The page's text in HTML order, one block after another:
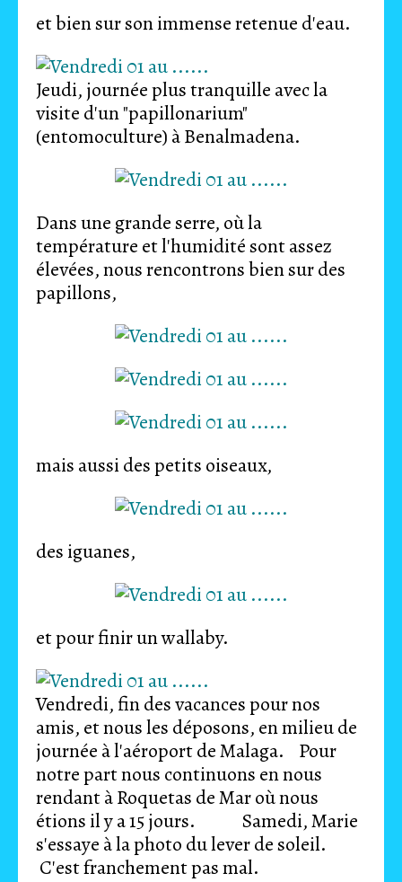
et bien sur son immense retenue d'eau.
Jeudi, journée plus tranquille avec la
visite d'un "papillonarium"
(entomoculture) à Benalmadena.
Dans une grande serre, où la
température et l'humidité sont assez
élevées, nous rencontrons bien sur des
papillons,
mais aussi des petits oiseaux,
des iguanes,
et pour finir un wallaby.
Vendredi, fin des vacances pour nos
amis, et nous les déposons, en milieu de
journée à l'aéroport de Malaga. Pour
notre part nous continuons en nous
rendant à Roquetas de Mar où nous
étions il y a 15 jours. Samedi, Marie
s'essaye à la photo du lever de soleil.
C'est franchement pas mal.